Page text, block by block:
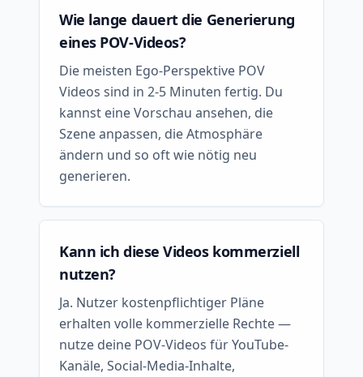
Wie lange dauert die Generierung
eines POV-Videos?
Die meisten Ego-Perspektive POV
Videos sind in 2-5 Minuten fertig. Du
kannst eine Vorschau ansehen, die
Szene anpassen, die Atmosphäre
ändern und so oft wie nötig neu
generieren.
Kann ich diese Videos kommerziell
nutzen?
Ja. Nutzer kostenpflichtiger Pläne
erhalten volle kommerzielle Rechte —
nutze deine POV-Videos für YouTube-
Kanäle, Social-Media-Inhalte,